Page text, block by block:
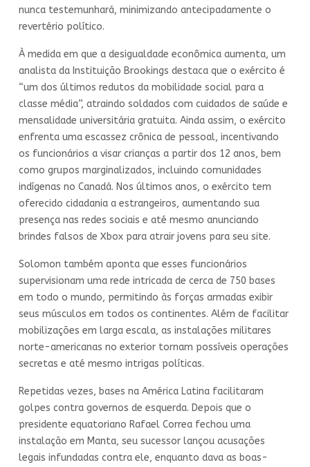
nunca testemunhará, minimizando antecipadamente o
revertério político.
À medida em que a desigualdade econômica aumenta, um
analista da Instituição Brookings destaca que o exército é
“um dos últimos redutos da mobilidade social para a
classe média”, atraindo soldados com cuidados de saúde e
mensalidade universitária gratuita. Ainda assim, o exército
enfrenta uma escassez crônica de pessoal, incentivando
os funcionários a visar crianças a partir dos 12 anos, bem
como grupos marginalizados, incluindo comunidades
indígenas no Canadá. Nos últimos anos, o exército tem
oferecido cidadania a estrangeiros, aumentando sua
presença nas redes sociais e até mesmo anunciando
brindes falsos de Xbox para atrair jovens para seu site.
Solomon também aponta que esses funcionários
supervisionam uma rede intricada de cerca de 750 bases
em todo o mundo, permitindo às forças armadas exibir
seus músculos em todos os continentes. Além de facilitar
mobilizações em larga escala, as instalações militares
norte-americanas no exterior tornam possíveis operações
secretas e até mesmo intrigas políticas.
Repetidas vezes, bases na América Latina facilitaram
golpes contra governos de esquerda. Depois que o
presidente equatoriano Rafael Correa fechou uma
instalação em Manta, seu sucessor lançou acusações
legais infundadas contra ele, enquanto dava as boas-